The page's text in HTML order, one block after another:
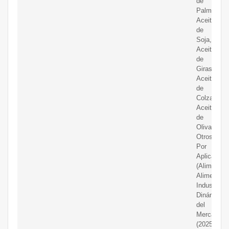
Palma,
Aceite
de
Soja,
Aceite
de
Girasol,
Aceite
de
Colza,
Aceite
de
Oliva,
Otros);
Por
Aplicación
Industrial);
Dinámica
del
Mercado
(2025-